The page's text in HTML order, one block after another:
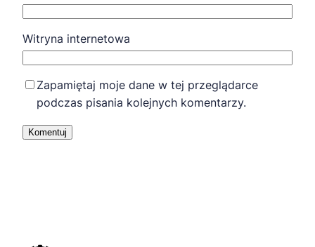
Witryna internetowa
Zapamiętaj moje dane w tej przeglądarce
podczas pisania kolejnych komentarzy.